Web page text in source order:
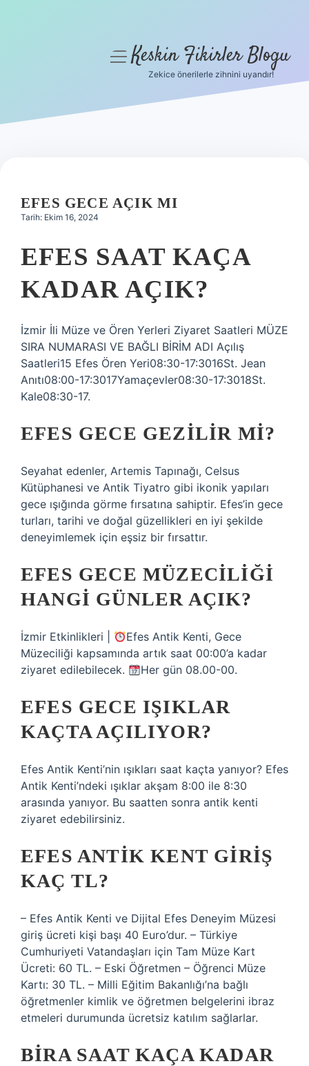
Hakkımızda
menüyüKeskin Fikirler Blogu
Zekice önerilerle zihnini uyandır!
EFES GECE AÇIK MI
Tarih: Ekim 16, 2024
EFES SAAT KAÇA
KADAR AÇIK?
İzmir İli Müze ve Ören Yerleri Ziyaret Saatleri MÜZE
SIRA NUMARASI VE BAĞLI BİRİM ADI Açılış
Saatleri15 Efes Ören Yeri08:30-17:3016St. Jean
Anıtı08:00-17:3017Yamaçevler08:30-17:3018St.
Kale08:30-17.
EFES GECE GEZILIR MI?
Seyahat edenler, Artemis Tapınağı, Celsus
Kütüphanesi ve Antik Tiyatro gibi ikonik yapıları
gece ışığında görme fırsatına sahiptir. Efes’in gece
turları, tarihi ve doğal güzellikleri en iyi şekilde
deneyimlemek için eşsiz bir fırsattır.
EFES GECE MÜZECILIĞI
HANGI GÜNLER AÇIK?
İzmir Etkinlikleri |
Efes Antik Kenti, Gece
Müzeciliği kapsamında artık saat 00:00’a kadar
ziyaret edilebilecek.
Her gün 08.00-00.
EFES GECE IŞIKLAR
KAÇTA AÇILIYOR?
Efes Antik Kenti’nin ışıkları saat kaçta yanıyor? Efes
Antik Kenti’ndeki ışıklar akşam 8:00 ile 8:30
arasında yanıyor. Bu saatten sonra antik kenti
ziyaret edebilirsiniz.
EFES ANTIK KENT GIRIŞ
KAÇ TL?
– Efes Antik Kenti ve Dijital Efes Deneyim Müzesi
giriş ücreti kişi başı 40 Euro’dur. – Türkiye
Cumhuriyeti Vatandaşları için Tam Müze Kart
Ücreti: 60 TL. – Eski Öğretmen – Öğrenci Müze
Kartı: 30 TL. – Milli Eğitim Bakanlığı’na bağlı
öğretmenler kimlik ve öğretmen belgelerini ibraz
etmeleri durumunda ücretsiz katılım sağlarlar.
BIRA SAAT KAÇA KADAR